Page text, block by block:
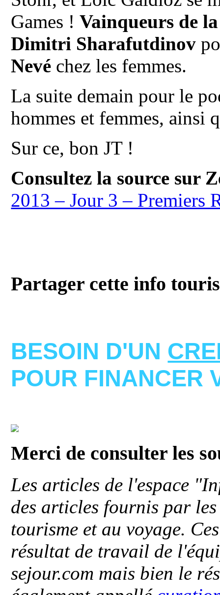
Games !Vainqueurs de
Dimitri Sharafutdinov
Nevé chez les femmes.
La suite demain pour le
hommes et femmes, ainsi
Sur ce, bon JT !
Consultez la source sur
2013 – Jour 3 – Premiers
Partager cette info
BESOIN D'UN
POUR FINANCER
Merci de consulter les
Les articles de l'espace
des articles fournis par
tourisme et au voyage.
résultat de travail de
sejour.com mais bien le